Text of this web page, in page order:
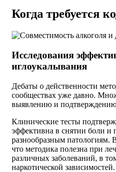
Когда требуется
Исследования
иглоукалывания
Дебаты о действенности
сообществах уже давно.
выявлению и
Клинические тесты
эффективна в снятии боли и
разнообразным патологиям.
что методика полезна при
различных заболеваний, в
наркотической зависимостей.